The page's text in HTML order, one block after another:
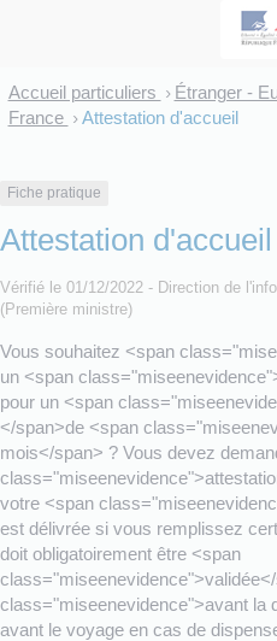
Accueil particuliers > Étranger -
France > Attestation d'accueil
Fiche pratique
Attestation d'accueil
Vérifié le 01/12/2022 - Direction de
(Première ministre)
Vous souhaitez <span
un <span
pour un <span
</span>de <span
mois</span> ? Vous devez
votre <span
est délivrée si vous remplissez
doit obligatoirement être <span
class="miseenevidence">avant la
avant le voyage en cas de